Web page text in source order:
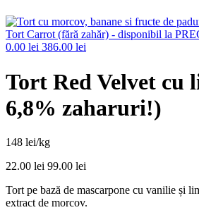
Next
product:
Tort Carrot (fără zahăr) - disponibil la
0.00 lei 386.00 lei
Tort Red Velvet cu
6,8% zaharuri!)
148 lei/kg
22.00 lei 99.00 lei
Tort pe bază de mascarpone cu vanilie și
extract de morcov.